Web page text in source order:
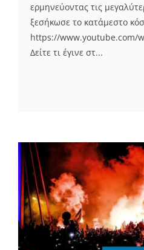
ερμηνεύοντας τις
ξεσήκωσε το κατάμεστο
https://www.youtube.com/
Δείτε τι έγινε στ...